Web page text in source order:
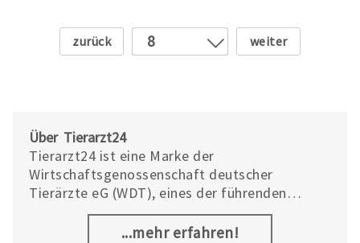
Zurück
5
6
7
8
9
Weiter
Über Tierarzt24
Tierarzt24 ist eine Marke der
Wirtschaftsgenossenschaft deutscher
Tierärzte eG (WDT), eines der führenden
Unternehmen im deutschen Veterinär-
...mehr erfahren!